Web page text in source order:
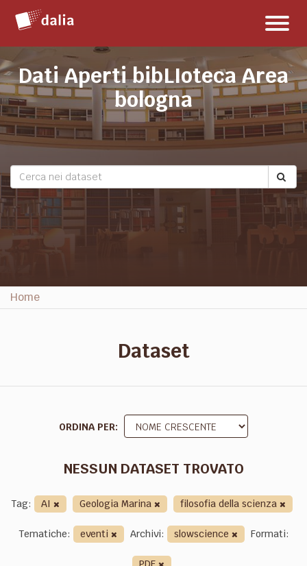
contenuto
Dati Aperti bibLIoteca Area
bologna
Home
Dataset
ORDINA PER
NESSUN DATASET TROVATO
Tag: AI Geologia Marina
filosofia della scienza
Tematiche:
eventi Archivi: slowscience
Formati: